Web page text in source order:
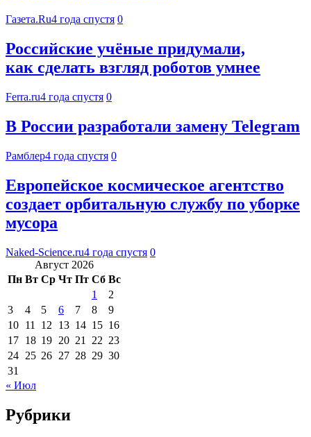
Газета.Ru4 года спустя 0
Российские учёные придумали,
как сделать взгляд роботов умнее
Ferra.ru4 года спустя 0
В России разработали замену Telegram
Рамблер4 года спустя 0
Европейское космическое агентство
создает орбитальную службу по уборке
мусора
Naked-Science.ru4 года спустя 0
Август 2026
Пн Вт Ср Чт Пт Сб Вс
1
2
3
4 5 6 7 8
9
10 11 12 13 14 15 16
17 18 19 20 21 22 23
24 25 26 27 28 29 30
31
« Июл
Рубрики